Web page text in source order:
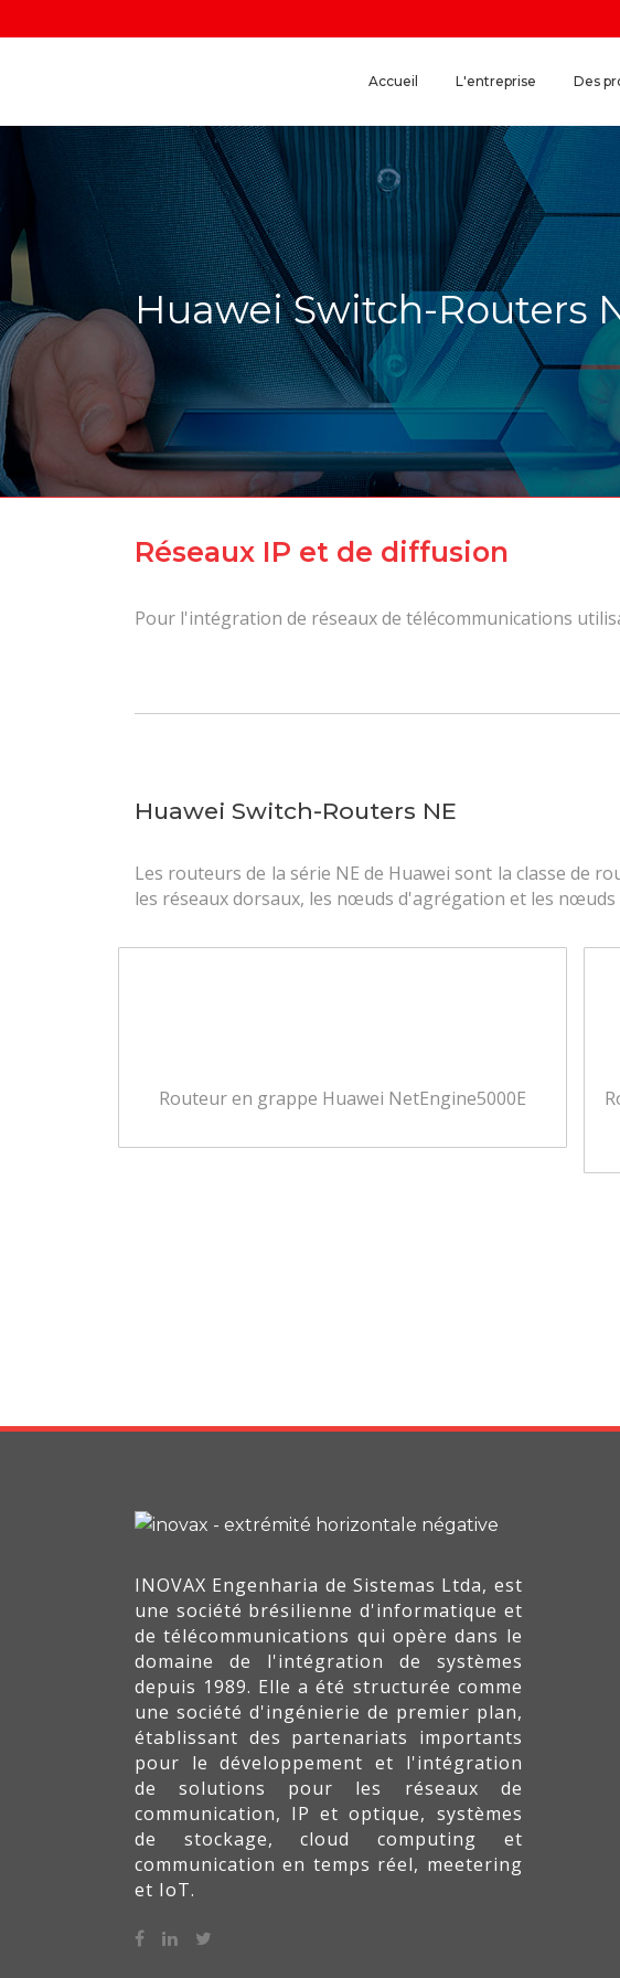
Accueil L'entreprise Des
Huawei Switch-Routers
Réseaux IP et de diffusion
Pour l'intégration de réseaux de télécommunications
Huawei Switch-Routers NE
Les routeurs de la série NE de Huawei sont la classe de
les réseaux dorsaux, les nœuds d'agrégation et les
Routeur en grappe Huawei NetEngine5000E
INOVAX Engenharia de Sistemas Ltda, est
une société brésilienne d'informatique et
de télécommunications qui opère dans le
domaine de l'intégration de systèmes
depuis 1989. Elle a été structurée comme
une société d'ingénierie de premier plan,
établissant des partenariats importants
pour le développement et l'intégration
de solutions pour les réseaux de
communication, IP et optique, systèmes
de stockage, cloud computing et
communication en temps réel, meetering
et IoT.